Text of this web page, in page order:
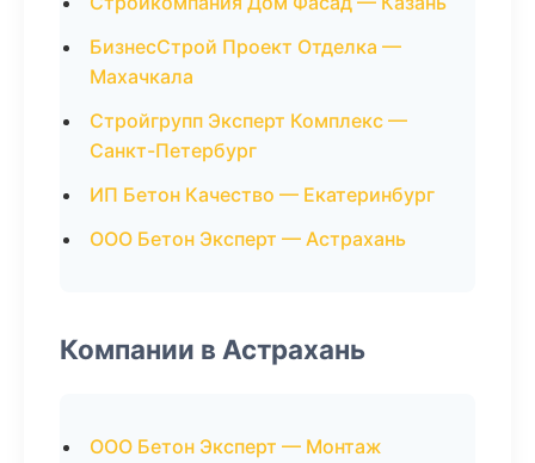
БизнесСтрой Проект Отделка —
Махачкала
Стройгрупп Эксперт Комплекс —
Санкт-Петербург
ИП Бетон Качество — Екатеринбург
ООО Бетон Эксперт — Астрахань
Компании в Астрахань
ООО Бетон Эксперт — Монтаж